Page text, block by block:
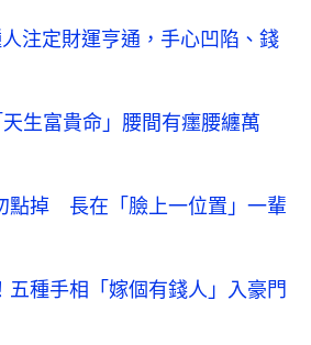
注定財運亨通，手心凹陷、錢
生富貴命」腰間有癦腰纏萬
點掉 長在「臉上一位置」一輩
五種手相「嫁個有錢人」入豪門